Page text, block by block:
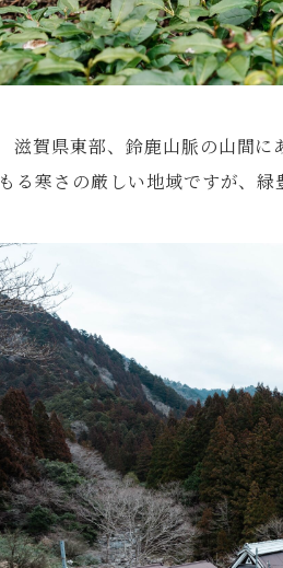
滋賀県東部、鈴鹿山脈の山間
もる寒さの厳しい地域ですが、